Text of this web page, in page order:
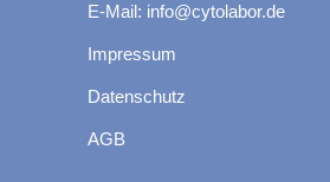
E-Mail: info@cytolabor.de
Impressum
Datenschutz
AGB